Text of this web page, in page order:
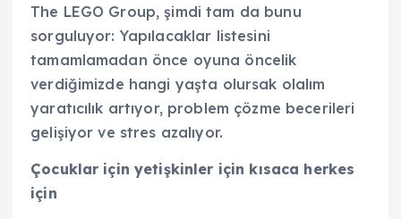
The LEGO Group, şimdi tam da bunu
sorguluyor: Yapılacaklar listesini
tamamlamadan önce oyuna öncelik
verdiğimizde hangi yaşta olursak olalım
yaratıcılık artıyor, problem çözme becerileri
gelişiyor ve stres azalıyor.
Çocuklar için yetişkinler için kısaca herkes
için